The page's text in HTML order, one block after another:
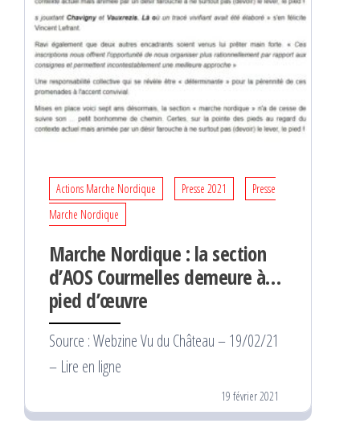
Actions Marche Nordique Presse 2021
Presse
Marche Nordique
Marche Nordique : la section
d’AOS Courmelles demeure à…
pied d’œuvre
Source : Webzine Vu du Château – 19/02/21
– Lire en ligne
19 février 2021